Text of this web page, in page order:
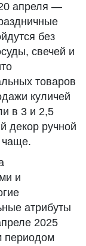
апреля —
без
свечей и
товаров
куличей
в 3 и 2,5
декор ручной
чаще.
и
атрибуты
2025
периодом